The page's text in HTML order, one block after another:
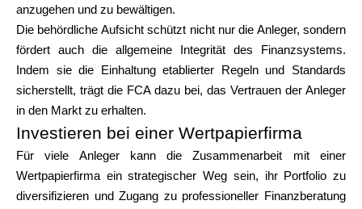
anzugehen und zu bewältigen.
Die behördliche Aufsicht schützt nicht nur die Anleger, sondern
fördert auch die allgemeine Integrität des Finanzsystems.
Indem sie die Einhaltung etablierter Regeln und Standards
sicherstellt, trägt die FCA dazu bei, das Vertrauen der Anleger
in den Markt zu erhalten.
Investieren bei einer Wertpapierfirma
Für viele Anleger kann die Zusammenarbeit mit einer
Wertpapierfirma ein strategischer Weg sein, ihr Portfolio zu
diversifizieren und Zugang zu professioneller Finanzberatung